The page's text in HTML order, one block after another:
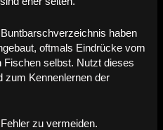
haben
oftmals Eindrücke vom
Fischen selbst. Nutzt dieses
zum Kennenlernen der
zu vermeiden.